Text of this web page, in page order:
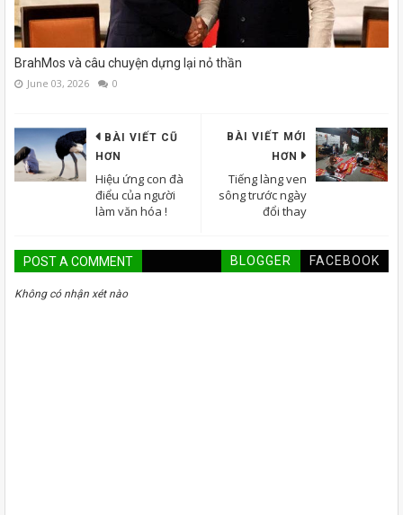
BrahMos và câu chuyện dựng lại nỏ thần
June 03, 2026 0
BÀI VIẾT MỚI
HƠN
Tiếng làng ven
sông trước ngày
đổi thay
BÀI VIẾT CŨ
HƠN
Hiệu ứng con đà
điểu của người
làm văn hóa !
POST A COMMENT BLOGGER FACEBOOK
Không có nhận xét nào